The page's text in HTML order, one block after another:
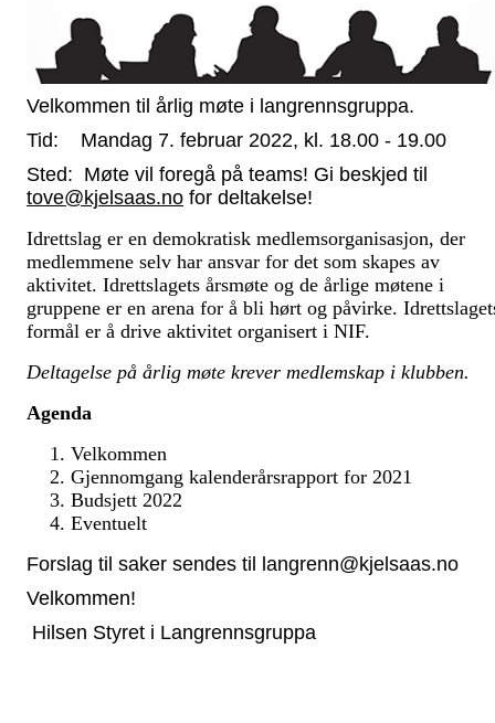
Velkommen til årlig møte i langrennsgruppa.
Tid: Mandag 7. februar 2022, kl. 18.00 - 19.00
Sted: Møte vil foregå på teams! Gi beskjed til
tove@kjelsaas.no for deltakelse!
Idrettslag er en demokratisk medlemsorganisasjon, der
medlemmene selv har ansvar for det som skapes av
aktivitet. Idrettslagets årsmøte og de årlige møtene i
gruppene er en arena for å bli hørt og påvirke.
formål er å drive aktivitet organisert i NIF.
Deltagelse på årlig møte krever medlemskap i klubben.
Agenda
Velkommen
Gjennomgang kalenderårsrapport for 2021
Budsjett 2022
Eventuelt
Forslag til saker sendes til langrenn@kjelsaas.no
Velkommen!
Hilsen Styret i Langrennsgruppa